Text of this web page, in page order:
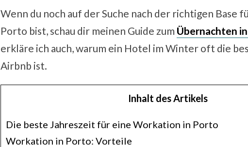
Wenn du noch auf der Suche nach der richtigen Base
Porto bist, schau dir meinen Guide zum Übernachten
erkläre ich auch, warum ein Hotel im Winter oft die
Airbnb ist.
Inhalt des Artikels
Die beste Jahreszeit für eine Workation in Porto
Workation in Porto: Vorteile